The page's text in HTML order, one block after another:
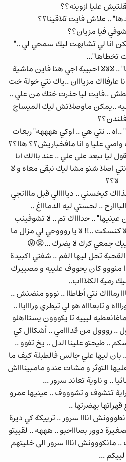
عليا ازوينه؟؟
.. علاش فايت تلاقينا؟؟
فيا مزيان؟؟
انا لي تشابهت ليك سمحي لي .."
تخطاها"...
لالالا احبيبة اجي هنا فاين ماشية
عارفااك مزيااان ..ياك نتي خولة خت
..فايت ليا حذرت ختك من علي ..
..يمكن ماوصلاتش ليك الميساج
فلندن؟؟
..اه .. نتي هي .. اوكي ههههه" ربعات
واصي عليا و انا مافخباريش؟؟ هاا؟؟
ليا نبعد على علي .. عند باالك انا
اصلا شنو مشا ليك نبقى معاه و لا
لا؟؟
كيخسني .. دياااالي قبل ماااتجي
.. لحستي ليه الدماااغ ..
.. حداااك تم .. لا تشوفينب
..!! لا يا روووحي لي مزال ما
جمعي كرك لا يضرك ...😡😡
تحل ليها الفم .. شفتي اكبيدة
منووو كان يحووف علييه و مصييرك
رمية الكلاااب..
رماااك نتي أطاطاا .. نووو منضنش ..
و تابعاااه هو لي تيطري وراااياا ..
ليييه تا يكووون يستااهلو
.. رووول من قدااامي .. أشكاال كي
.. طيحتو علينا الدل .. يخ تفوو ..
ليها علي جالس فالطبلة كيف ما
التوثر و مشات عندو مامبيناااش
.. و ناوية تعاند سرور ...
تتشوف و تشوووف .. عينيها عمرو
بهضرتها ..
انااا سرور .. ترييكة كي ديرة
دوور بصاااحبو .. هههه .. لقييتو
مانكووونش انااا سرور الى خليتهم
لييكم ...